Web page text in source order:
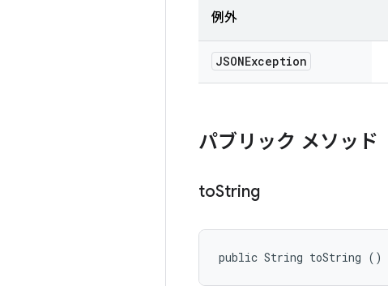
例外
JSONException
パブリック メソッド
toString
public String toString ()